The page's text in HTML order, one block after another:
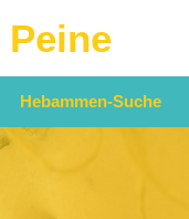
Peine
Hebammen-Suche